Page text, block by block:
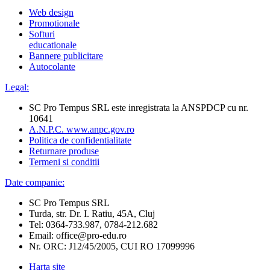
Web design
Promotionale
Softuri
educationale
Bannere publicitare
Autocolante
Legal:
SC Pro Tempus SRL este inregistrata la ANSPDCP cu nr.
10641
A.N.P.C. www.anpc.gov.ro
Politica de confidentialitate
Returnare produse
Termeni si conditii
Date companie:
SC Pro Tempus SRL
Turda, str. Dr. I. Ratiu, 45A, Cluj
Tel: 0364-733.987, 0784-212.682
Email: office@pro-edu.ro
Nr. ORC: J12/45/2005, CUI RO 17099996
Harta site